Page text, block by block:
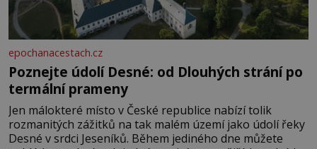
epochanacestach.cz
Poznejte údolí Desné: od Dlouhých strání po
termální prameny
Jen málokteré místo v České republice nabízí tolik
rozmanitých zážitků na tak malém území jako údolí řeky
Desné v srdci Jeseníků. Během jediného dne můžete